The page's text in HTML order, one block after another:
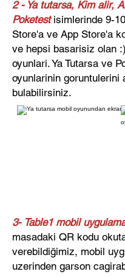
2 - Ya tutarsa, Kim alir,
Poketestisimlerinde 9-
Store'a ve App Store'a
ve hepsi basarisiz olan
oyunlari. Ya Tutarsa ve
oyunlarinin goruntulerini
bulabilirsiniz.
​​3- Table1 mobil
masadaki QR kodu
verebildiğimiz, mobil
uzerinden garson